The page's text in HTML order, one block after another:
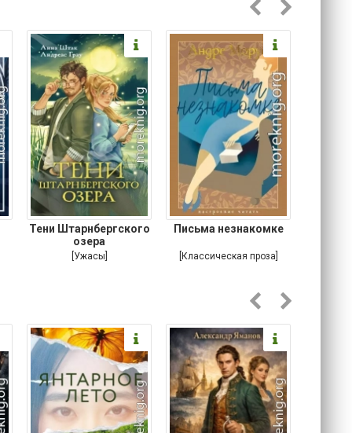
Тени Штарнбергского
озера
[Ужасы]
Письма незнакомке
[Классическая проза]